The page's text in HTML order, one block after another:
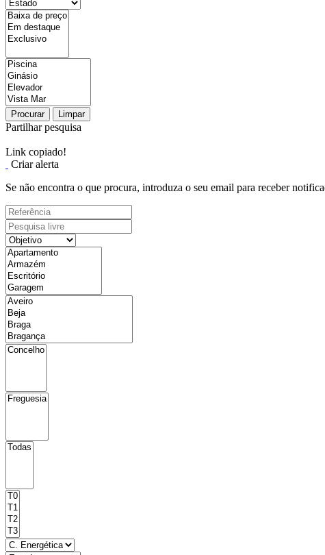
Procurar Limpar
Partilhar pesquisa
Link copiado!
Criar alerta
Se não encontra o que procura, introduza o seu email para receber